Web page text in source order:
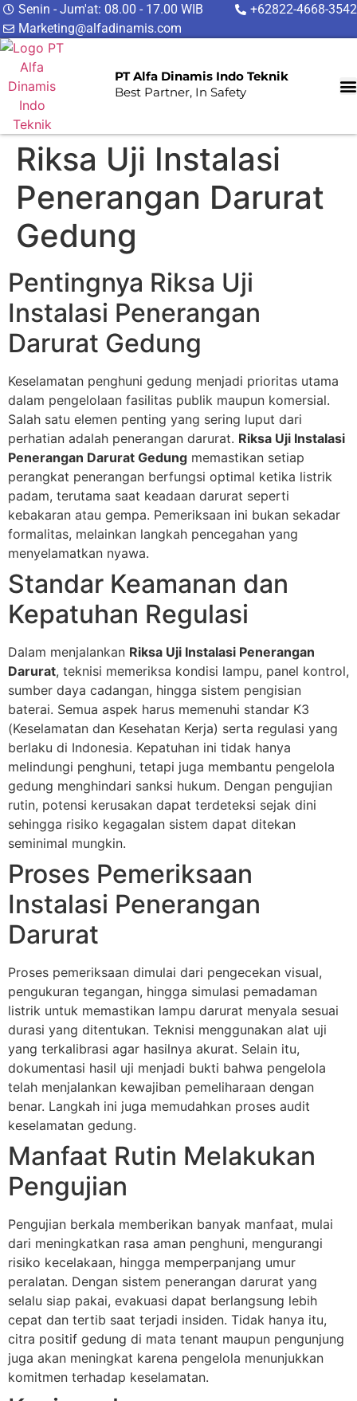
Senin - Jum'at: 08.00 - 17.00 WIB
+62822-4668-3542
Marketing@alfadinamis.com
PT Alfa Dinamis Indo Teknik
Best Partner, In Safety
Riksa Uji Instalasi
Penerangan Darurat
Gedung
Pentingnya Riksa Uji
Instalasi Penerangan
Darurat Gedung
Keselamatan penghuni gedung menjadi prioritas utama
dalam pengelolaan fasilitas publik maupun komersial.
Salah satu elemen penting yang sering luput dari
perhatian adalah penerangan darurat. Riksa Uji Instalasi
Penerangan Darurat Gedung memastikan setiap
perangkat penerangan berfungsi optimal ketika listrik
padam, terutama saat keadaan darurat seperti
kebakaran atau gempa. Pemeriksaan ini bukan sekadar
formalitas, melainkan langkah pencegahan yang
menyelamatkan nyawa.
Standar Keamanan dan
Kepatuhan Regulasi
Dalam menjalankan Riksa Uji Instalasi Penerangan
Darurat, teknisi memeriksa kondisi lampu, panel kontrol,
sumber daya cadangan, hingga sistem pengisian
baterai. Semua aspek harus memenuhi standar K3
(Keselamatan dan Kesehatan Kerja) serta regulasi yang
berlaku di Indonesia. Kepatuhan ini tidak hanya
melindungi penghuni, tetapi juga membantu pengelola
gedung menghindari sanksi hukum. Dengan pengujian
rutin, potensi kerusakan dapat terdeteksi sejak dini
sehingga risiko kegagalan sistem dapat ditekan
seminimal mungkin.
Proses Pemeriksaan
Instalasi Penerangan
Darurat
Proses pemeriksaan dimulai dari pengecekan visual,
pengukuran tegangan, hingga simulasi pemadaman
listrik untuk memastikan lampu darurat menyala sesuai
durasi yang ditentukan. Teknisi menggunakan alat uji
yang terkalibrasi agar hasilnya akurat. Selain itu,
dokumentasi hasil uji menjadi bukti bahwa pengelola
telah menjalankan kewajiban pemeliharaan dengan
benar. Langkah ini juga memudahkan proses audit
keselamatan gedung.
Manfaat Rutin Melakukan
Pengujian
Pengujian berkala memberikan banyak manfaat, mulai
dari meningkatkan rasa aman penghuni, mengurangi
risiko kecelakaan, hingga memperpanjang umur
peralatan. Dengan sistem penerangan darurat yang
selalu siap pakai, evakuasi dapat berlangsung lebih
cepat dan tertib saat terjadi insiden. Tidak hanya itu,
citra positif gedung di mata tenant maupun pengunjung
juga akan meningkat karena pengelola menunjukkan
komitmen terhadap keselamatan.